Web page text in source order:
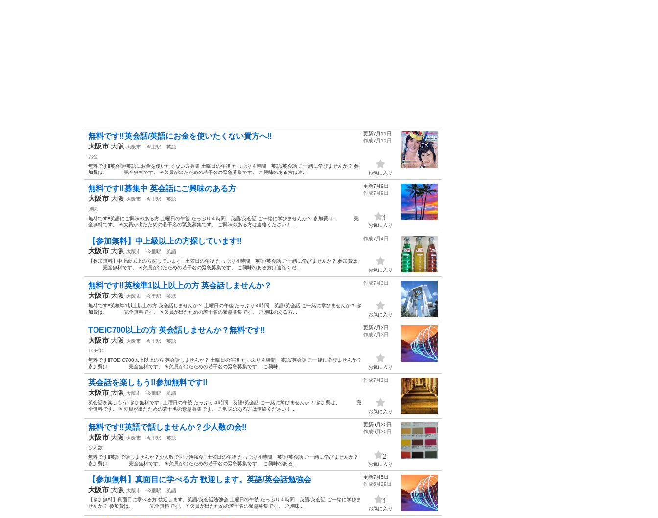
無料です‼️英会話/英語にお金を使いたくない貴方へ‼️
大阪市 大阪 大阪市 今里駅
英語
お金
無料です‼️英会話/英語にお金を使いたくない方募集 土曜日の午後 たっぷり４時間 英語/英会話 ご一緒に学びませんか？ 参
加費は、 完全無料です。 ✴️欠員が出たための若干名の緊急募集です。 ご興味のある方は連...
更新7月11日
作成7月11日
お気に入り
無料です‼️募集中 英会話にご興味のある方
大阪市 大阪 大阪市 今里駅
英語
興味
無料です‼️英語にご興味のある方 土曜日の午後 たっぷり４時間 英語/英会話 ご一緒に学びませんか？ 参加費は、 完
全無料です。 ✴️欠員が出たための若干名の緊急募集です。 ご興味のある方は連絡ください！ ...
更新7月9日
作成7月9日
1
お気に入り
【参加無料】中上級以上の方探しています‼️
大阪市 大阪 大阪市 今里駅
英語
【参加無料】中上級以上の方探しています‼️ 土曜日の午後 たっぷり４時間 英語/英会話 ご一緒に学びませんか？ 参加費は、
完全無料です。 ✴️欠員が出たための若干名の緊急募集です。 ご興味のある方は連絡くだ...
作成7月4日
お気に入り
無料です‼️英検準1以上以上の方 英会話しませんか？
大阪市 大阪 大阪市 今里駅
英語
無料です‼️英検準1以上以上の方 英会話しませんか？ 土曜日の午後 たっぷり４時間 英語/英会話 ご一緒に学びませんか？ 参
加費は、 完全無料です。 ✴️欠員が出たための若干名の緊急募集です。 ご興味のある方...
作成7月3日
お気に入り
TOEIC700以上の方 英会話しませんか？無料です‼️
大阪市 大阪 大阪市 今里駅
英語
TOEIC
無料です‼️TOEIC700以上以上の方 英会話しませんか？ 土曜日の午後 たっぷり４時間 英語/英会話 ご一緒に学びませんか？
参加費は、 完全無料です。 ✴️欠員が出たための若干名の緊急募集です。 ご興味...
更新7月3日
作成7月3日
お気に入り
英会話を楽しもう‼️参加無料です‼️
大阪市 大阪 大阪市 今里駅
英語
英会話を楽しもう‼️参加無料です‼️ 土曜日の午後 たっぷり４時間 英語/英会話 ご一緒に学びませんか？ 参加費は、 完
全無料です。 ✴️欠員が出たための若干名の緊急募集です。 ご興味のある方は連絡ください！...
作成7月2日
お気に入り
無料です‼️英語で話しませんか？少人数の会‼️
大阪市 大阪 大阪市 今里駅
英語
少人数
無料です‼️英語で話しませんか？少人数で学ぶ勉強会‼️ 土曜日の午後 たっぷり４時間 英語/英会話 ご一緒に学びませんか？
参加費は、 完全無料です。 ✴️欠員が出たための若干名の緊急募集です。 ご興味のある...
更新6月30日
作成6月30日
2
お気に入り
【参加無料】真面目に学べる方 歓迎します。英語/英会話勉強会
大阪市 大阪 大阪市 今里駅
英語
【参加無料】真面目に学べる方 歓迎します。英語/英会話勉強会 土曜日の午後 たっぷり４時間 英語/英会話 ご一緒に学びま
せんか？ 参加費は、 完全無料です。 ✴️欠員が出たための若干名の緊急募集です。 ご興味...
更新7月5日
作成6月29日
1
お気に入り